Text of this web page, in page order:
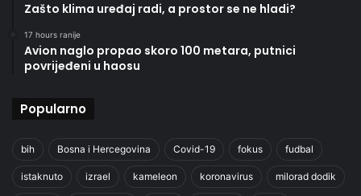
Zašto klima uređaj radi, a prostor se ne hladi?
17 hours ranije
Avion naglo propao skoro 100 metara, putnici
povrijeđeni u haosu
Popularno
bih Bosna i Hercegovina Covid-19 fokus fudbal
istaknuto izrael kameleon koronavirus milorad dodik